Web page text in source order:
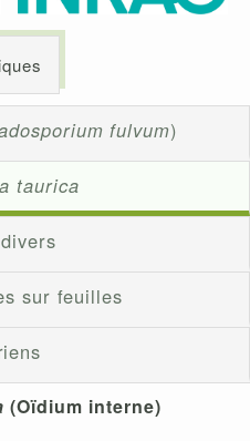
fulvum)
taurica
sur feuilles
(Oïdium interne)